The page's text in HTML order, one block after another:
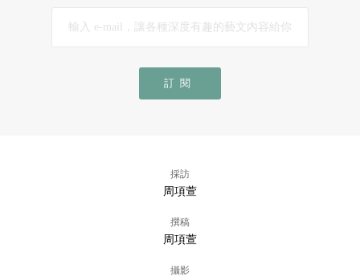
訂閱
採訪
周項萱
撰稿
周項萱
攝影